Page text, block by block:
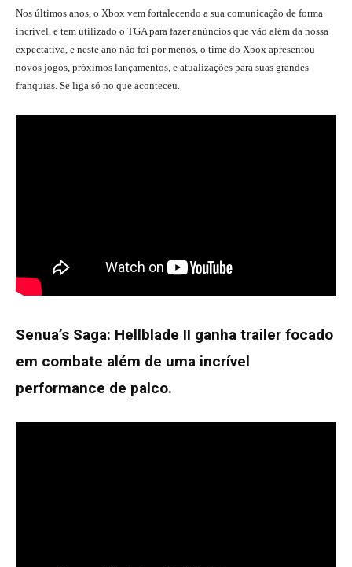
Nos últimos anos, o Xbox vem fortalecendo a sua comunicação de forma
incrível, e tem utilizado o TGA para fazer anúncios que vão além da nossa
expectativa, e neste ano não foi por menos, o time do Xbox apresentou
novos jogos, próximos lançamentos, e atualizações para suas grandes
franquias. Se liga só no que aconteceu.
Senua’s Saga: Hellblade II ganha trailer focado
em combate além de uma incrível
performance de palco.